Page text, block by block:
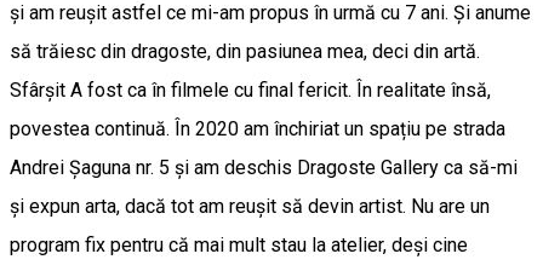
și am reușit astfel ce mi-am propus în urmă cu 7 ani. Și anume
să trăiesc din dragoste, din pasiunea mea, deci din artă.
Sfârșit A fost ca în filmele cu final fericit. În realitate însă,
povestea continuă. În 2020 am închiriat un spațiu pe strada
Andrei Șaguna nr. 5 și am deschis Dragoste Gallery ca să-mi
și expun arta, dacă tot am reușit să devin artist. Nu are un
program fix pentru că mai mult stau la atelier, deși cine